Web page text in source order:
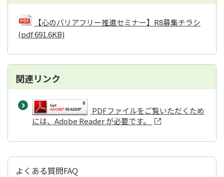
【心のバリアフリー推進セミナー】R8募集チラシ
(pdf 691.6KB)
関連リンク
PDFファイルをご覧いただくため
には、Adobe Reader が必要です。
よくある質問FAQ